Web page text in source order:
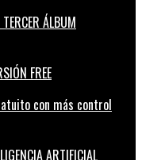
ÁLBUM
con más control